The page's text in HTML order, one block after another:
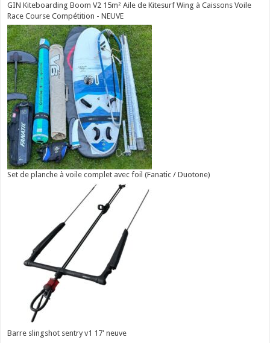
GIN Kiteboarding Boom V2 15m² Aile de Kitesurf Wing à Caissons Voile
Race Course Compétition - NEUVE
Set de planche à voile complet avec foil (Fanatic / Duotone)
Barre slingshot sentry v1 17' neuve